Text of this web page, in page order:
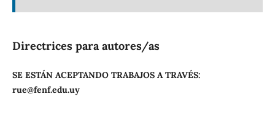
Directrices para autores/as
SE ESTÁN ACEPTANDO TRABAJOS A TRAVÉS:
rue@fenf.edu.uy